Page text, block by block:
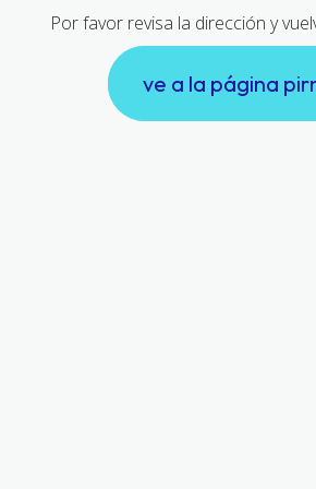
Por favor revisa la dirección y
ve a la página